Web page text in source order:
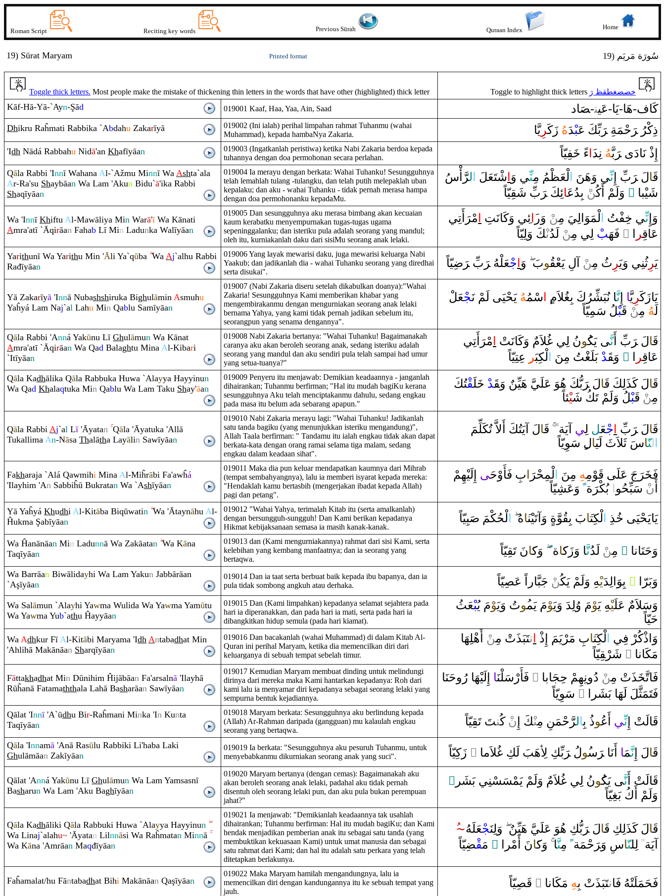
Roman Script Reciting key words Previous Sūrah Quraan Index Home
19) Sūrat Maryam Printed format 19) سُورَة مَريَم
Toggle thick letters. Most people make the mistake of thickening thin letters in the words that have other (highlighted) thick letter Toggle to highlight thick letters خصضغطقظ رَ
Kāf-Hā-Yā-`Ayn-Şād 019001 Kaaf, Haa, Yaa, Ain, Saad كَاف-هَا-يَا-عَي‍‌‍ن‍‍-‍‍صَ‍‍ا‌د
Dhikru Raĥmati Rabbika `Abdahu Zakarīyā
019002 (Ini ialah) perihal limpahan rahmat Tuhanmu (wahai
Muhammad), kepada hambaNya Zakaria.
ذِكْرُ‌ ‌‍رَ حْمَةِ ‌‍رَبِّكَ عَ‍‍بْ‍‍دَهُ ‌زَكَ‍‍رِيَّا
'Idh Nādá Rabbahu Nidā'an Khafīyāan
019003 (Ingatkanlah peristiwa) ketika Nabi Zakaria berdoa kepada
tuhannya dengan doa permohonan secara perlahan.
إِ‌ذْ‌ نَا‌دَ‌ى‌ ‌‍رَبَّ‍‍هُ نِد ‌ءً‌ خَ‍‍فِيّاً
Qāla Rabbi 'Innī Wahana Al-`Ažmu Minnī Wa Ashta`ala
Ar-Ra'su Shaybāan Wa Lam 'Akun Bidu`ā'ika Rabbi
Shaqīyāan
019004 Ia merayu dengan berkata: Wahai Tuhanku! Sesungguhnya
telah lemahlah tulang -tulangku, dan telah putih melepaklah uban
kepalaku; dan aku - wahai Tuhanku - tidak pernah merasa hampa
dengan doa permohonanku kepadaMu.
قَ‍‍الَ ‌‍رَ بِّ ‌إِنِّ‍‍ي ‌وَهَنَ لْعَ‍‍ظْ‍‍مُ مِ‍‍نِّ‍‍ي ‌وَ شْتَعَلَ ل‍رَّ ‌أْسُ
شَيْبا ‌ ً ‌ ‌وَلَمْ ‌أَكُ‍‌‍ن ْ بِدُع‍‍َ‍ائِكَ ‌‍رَ بِّ شَ‍‍قِ‍‍يّاً
Wa 'Innī Khiftu Al-Mawāliya Min Warā'īWa Kānati
Amra'atī `Āqirāan Fahab Lī Min Ladunka Walīyāan
019005 Dan sesungguhnya aku merasa bimbang akan kecuaian
kaum kerabatku menyempurnakan tugas-tugas ugama
sepeninggalanku; dan isteriku pula adalah seorang yang mandul;
oleh itu, kurniakanlah daku dari sisiMu seorang anak lelaki.
وَ‌إِنِّ‍‍ي خِ‍‍فْتُ لْمَوَ‌الِيَ مِ‍‌‍ن ْ ‌وَ‌ر ئ‍‍ي ‌وَكَانَتِ مْ‍رَ ‌أَتِي
عَاقِ‍‍ر ‌ ً ‌ فَهَ‍‍ب ْ لِي مِ‍‌‍ن ْ لَدُ‌نْ‍‍كَ ‌وَلِيّاً
Yarithunī Wa Yarithu Min 'Āli Ya`qūba Wa Aj`alhu Rabbi
Rađīyāan
019006 Yang layak mewarisi daku, juga mewarisi keluarga Nabi
Yaakub; dan jadikanlah dia - wahai Tuhanku seorang yang diredhai
serta disukai".
يَ‍‍رِثُنِي ‌وَيَ‍‍ر ِثُ مِ‍‌‍ن ْ ‌آلِ يَعْ‍‍قُ‍‍وبَ ‌وَ جْ‍‍عَلْهُ ‌‍رَ بِّ ‌‍رَضِ‍‍يّاً
Yā Zakarīyā 'Innā Nubashshiruka Bighulāmin Asmuhu
Yaĥyá Lam Naj`al Lahu Min Qablu Samīyāan
019007 (Nabi Zakaria diseru setelah dikabulkan doanya):"Wahai
Zakaria! Sesungguhnya Kami memberikan khabar yang
mengembirakanmu dengan mengurniakan seorang anak lelaki
bernama Yahya, yang kami tidak pernah jadikan sebelum itu,
seorangpun yang senama dengannya".
يَا‌زَكَ‍‍رِيَّ‍‍ا ‌ ‌إِنَّ‍‍ا‌ نُبَشِّرُكَ بِ‍‍غُ‍‍لاَم‌ سْمُ‍‍هُ يَحْيَى‌ لَمْ نَ‍‍جْ‍‍عَلْ
لَ‍‍هُ مِ‍‌‍ن قَ‍‍بْ‍‍لُ سَمِيّاً
Qāla Rabbi 'Anná Yakūnu Lī Ghulāmun Wa Kānat
Amra'atī `Āqirāan Wa Qad Balaghtu Mina Al-Kibari
`Itīyāan
019008 Nabi Zakaria bertanya: "Wahai Tuhanku! Bagaimanakah
caranya aku akan beroleh seorang anak, sedang isteriku adalah
seorang yang mandul dan aku sendiri pula telah sampai had umur
yang setua-tuanya?"
قَ‍‍الَ ‌‍رَ بِّ ‌أَنَّ‍‍ى‌ يَك‍‍ُ‍ونُ لِي غُ‍‍لاَم ‌ ‌وَكَانَتْ مْ‍رَ ‌أَتِي
عَاقِ‍‍ر ‌ ً ‌ ‌وَ‍قَ‍‍د ْ‌ بَلَ‍‍غْ‍‍تُ مِنَ لْكِبَ‍‍ر ‍ِ‍‌ عِتِيّاً
Qāla Kadhālika Qāla Rabbuka Huwa `Alayya Hayyinun
Wa Qad Khalaqtuka Min Qablu Wa Lam Taku Shay'āan
019009 Penyeru itu menjawab: Demikian keadaannya - janganlah
dihairankan; Tuhanmu berfirman; "Hal itu mudah bagiKu kerana
sesungguhnya Aku telah menciptakanmu dahulu, sedang engkau
pada masa itu belum ada sebarang apapun."
قَ‍‍الَ كَذَلِكَ قَ‍‍الَ ‌‍رَبُّكَ هُوَ‌ عَلَيَّ هَيِّن ‌ ‌وَ‍قَ‍‍د خَ‍‍لَ‍‍قْ‍‍تُكَ
مِ‍‌‍ن قَ‍‍بْ‍‍لُ ‌وَلَمْ تَكُ شَ‍‍يْ‍‍ئاً
Qāla Rabbi Aj`al Lī'Āyatan Qāla 'Āyatuka 'Allā
Tukallima An-Nāsa Thalātha Layālin Sawīyāan
019010 Nabi Zakaria merayu lagi: "Wahai Tuhanku! Jadikanlah
satu tanda bagiku (yang menunjukkan isteriku mengandung)",
Allah Taala berfirman: " Tandamu itu ialah engkau tidak akan dapat
berkata-kata dengan orang ramai selama tiga malam, sedang
engkau dalam keadaan sihat".
قَ‍‍الَ ‌‍رَ بِّ جْ‍‍عَ‍‍ل لِ‍‍ي ‌آيَة‌ً‌ قَ‍‍الَ ‌آيَتُكَ ‌أَلاَّ‌ تُكَلِّمَ
ل‍‍نّ‍‍َ‍اسَ ثَلاَثَ لَي‍‍َ‍ال‌ ‌ سَوِيّاً
Fakharaja `Alá Qawmihi Mina Al-Miĥrābi Fa'awĥá
'Ilayhim 'An Sabbiĥū Bukratan Wa `Ashīyāan
019011 Maka dia pun keluar mendapatkan kaumnya dari Mihrab
(tempat sembahyangnya), lalu ia memberi isyarat kepada mereka:
"Hendaklah kamu bertasbih (mengerjakan ibadat kepada Allah)
pagi dan petang".
فَ‍خَ‍رَ جَ عَلَى‌ قَ‍‍وْمِ‍‍هِ مِنَ لْمِحْ‍رَ بِ فَأَ‌وْحَ‍‍ى ‌ ‌إِلَيْهِمْ
ن ْ سَبِّحُو ‌ بُكْ‍رَ ةً ‌ ‌وَعَشِيّاً
Yā Yaĥyá Khudhi Al-Kitāba Biqūwatin Wa 'Ātaynāhu Al-
Ĥukma Şabīyāan
019012 "Wahai Yahya, terimalah Kitab itu (serta amalkanlah)
dengan bersungguh-sungguh! Dan Kami berikan kepadanya
Hikmat kebijaksanaan semasa ia masih kanak-kanak.
يَايَحْيَى‌ خُ‍‍ذِ‌ لْكِت‍‍َ‍ابَ بِ‍‍قُ‍‍وَّة ‌ ‌وَ‌آتَيْن‍‍َ‍اهُ لْحُكْمَ صَ‍‍بِيّاً
Wa Ĥanānāan Min Ladunnā Wa Zakāatan Wa Kāna
Taqīyāan
019013 dan (Kami mengurniakannya) rahmat dari sisi Kami, serta
kelebihan yang kembang manfaatnya; dan ia seorang yang
bertaqwa.
وَحَنَانا ‌ ً ‌ مِ‍‌‍ن ْ لَدُنَّ‍‍ا‌ ‌وَ‌زَك‍‍َ‍اةً‌ ‌وَك‍‍َ‍انَ تَ‍‍قِ‍‍يّاً
Wa Barrāan Biwālidayhi Wa Lam Yakun Jabbārāan
`Aşīyāan
019014 Dan ia taat serta berbuat baik kepada ibu bapanya, dan ia
pula tidak sombong angkuh atau derhaka.
وَبَرّ‌ا ‌ ً ‌ بِوَ‌الِدَيْ‍‍هِ ‌وَلَمْ يَكُ‍‌‍ن ْ جَبَّا‌ر‌اً‌ عَ‍‍صِ‍‍يّاً
Wa Salāmun `Alayhi Yawma Wulida Wa Yawma Yamūtu
Wa Yawma Yub`athu Ĥayyāan
019015 Dan (Kami limpahkan) kepadanya selamat sejahtera pada
hari ia diperanakkan, dan pada hari ia mati, serta pada hari ia
dibangkitkan hidup semula (pada hari kiamat).
وَسَلاَمٌ عَلَ‍‍يْ‍‍هِ يَ‍‍وْمَ ‌وُلِدَ‌ ‌وَيَ‍‍وْمَ يَم‍‍ُ‍وتُ ‌وَيَ‍‍وْمَ يُ‍‍بْ‍‍عَثُ
حَيّاً
Wa Adhkur FīAl-Kitābi Maryama 'Idh Antabadhat Min
'Ahlihā Makānāan Sharqīyāan
019016 Dan bacakanlah (wahai Muhammad) di dalam Kitab Al-
Quran ini perihal Maryam, ketika dia memencilkan diri dari
keluarganya di sebuah tempat sebelah timur.
وَ‌ا‌ذْكُرْ‌ فِي لْكِت‍‍َ‍ابِ مَرْيَمَ ‌إِ‌ذْ‌ ن‍‍تَبَذَتْ مِ‍‌‍ن ْ ‌أَهْلِهَا‌
مَكَانا‌ ‌ ً ‌ شَرْ‍قِ‍‍يّاً
Fāttakhadhat Min Dūnihim Ĥijābāan Fa'arsalnā 'Ilayhā
Rūĥanā Fatamaththala Lahā Basharāan Sawīyāan
019017 Kemudian Maryam membuat dinding untuk melindungi
dirinya dari mereka maka Kami hantarkan kepadanya: Roh dari
kami lalu ia menyamar diri kepadanya sebagai seorang lelaki yang
sempurna bentuk kejadiannya.
فَاتَّ‍‍خَ‍‍ذَتْ مِ‍‌‍ن ْ ‌دُ‌ونِهِمْ حِجَابا‌ ‌ ً ‌ فَأَ‌رْسَلْنَ‍‍ا ‌ ‌إِلَيْهَا‌ ‌رُ‌وحَنَا‌
فَتَمَثَّلَ لَهَا‌ بَشَر‌ا‌
‌ ً ‌ سَوِيّاً
Qālat 'Innī'A`ūdhu Bir-Raĥmani Minka 'In Kunta
Taqīyāan
019018 Maryam berkata: Sesungguhnya aku berlindung kepada
(Allah) Ar-Rahman daripada (gangguan) mu kalaulah engkau
seorang yang bertaqwa.
قَ‍‍الَتْ ‌إِنِّ‍‍ي ‌أَع‍‍ُ‍و‌ذُ‌ بِ‍ال‍رَّ حْمَنِ مِ‍‌‍نْ‍‍كَ ‌إِ‌ ن ْ كُ‍‌‍ن‍‍تَ تَ‍‍قِ‍‍يّاً
Qāla 'Innamā 'Anā Rasūlu Rabbiki Li'haba Laki
Ghulāmāan Zakīyāan
019019 Ia berkata: "Sesungguhnya aku pesuruh Tuhanmu, untuk
menyebabkanmu dikurniakan seorang anak yang suci".
قَ‍‍الَ ‌إِنَّ‍‍مَ‍‍ا ‌ ‌أَنَا‌ ‌‍رَس‍‍ُ‍ولُ ‌‍رَبِّكِ لِأهَبَ لَكِ غُ‍‍لاَما‌ ‌ ً ‌ ‌زَكِيّاً
Qālat 'Anná Yakūnu Lī Ghulāmun Wa Lam Yamsasnī
Basharun Wa Lam 'Aku Baghīyāan
019020 Maryam bertanya (dengan cemas): Bagaimanakah aku
akan beroleh seorang anak lelaki, padahal aku tidak pernah
disentuh oleh seorang lelaki pun, dan aku pula bukan perempuan
jahat?"
قَ‍‍الَتْ ‌أَنَّ‍‍ى‌ يَك‍‍ُ‍ونُ لِي غُ‍‍لاَم ‌ ‌وَلَمْ يَمْسَسْنِي بَشَر ‌ٌ
‌وَلَمْ ‌أَكُ بَ‍‍غِ‍‍يّاً
Qāla Kadhāliki Qāla Rabbuki Huwa `Alayya Hayyinun
Wa Linaj`alahu~ 'Āyatan Lilnnāsi Wa Raĥmatan Minnā
Wa Kāna 'Amrāan Maqđīyāan
019021 Ia menjawab: "Demikianlah keadaannya tak usahlah
dihairankan; Tuhanmu berfirman: Hal itu mudah bagiKu; dan Kami
hendak menjadikan pemberian anak itu sebagai satu tanda (yang
membuktikan kekuasaan Kami) untuk umat manusia dan sebagai
satu rahmat dari Kami; dan hal itu adalah satu perkara yang telah
ditetapkan berlakunya.
قَ‍‍الَ كَذَلِكِ قَ‍‍الَ ‌‍رَبُّكِ هُوَ‌ عَلَيَّ هَيِّن‌ ‌وَلِنَ‍‍جْ‍‍عَلَهُ~
‌آيَةً ‌ لِل‍‍نّ‍‍َ‍اسِ ‌وَ‌‍رَ حْمَةً ‌ مِ‍‍نَّ‍‍ا‌ ‌وَك‍‍َ‍انَ ‌أَمْر‌ا ‌ ً ‌ مَ‍‍قْ‍‍ضِ‍‍يّاً
Faĥamalat/hu Fāntabadhat Bihi Makānāan Qaşīyāan
019022 Maka Maryam hamilah mengandungnya, lalu ia
memencilkan diri dengan kandungannya itu ke sebuah tempat yang
jauh.
فَحَمَلَتْهُ فَا‌ن‍‍تَبَذَتْ بِ‍‍هِ مَكَانا‌ ‌ ً قَ‍‍صِ‍‍يّاً